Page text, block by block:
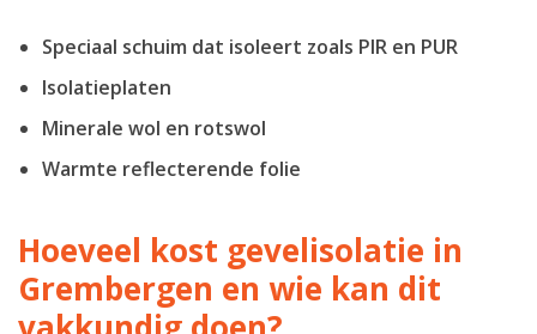
Speciaal schuim dat isoleert zoals PIR en PUR
Isolatieplaten
Minerale wol en rotswol
Warmte reflecterende folie
Hoeveel kost gevelisolatie in
Grembergen en wie kan dit